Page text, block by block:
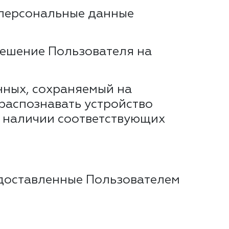
данные
Пользователя на
сохраняемый на
устройство
наличии соответствующих
Пользователем